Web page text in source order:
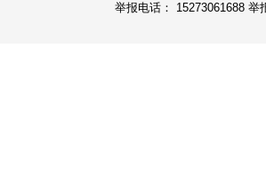
举报电话： 15273061688